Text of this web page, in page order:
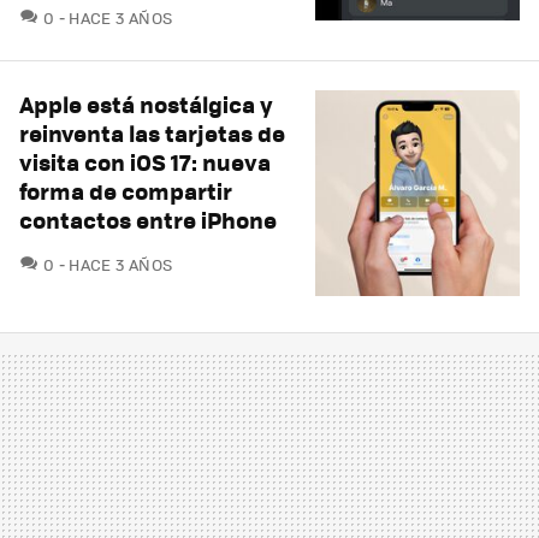
0 COMENTARIOS
HACE 3 AÑOS
Apple está nostálgica y
reinventa las tarjetas de
visita con iOS 17: nueva
forma de compartir
contactos entre iPhone
0 COMENTARIOS
HACE 3 AÑOS